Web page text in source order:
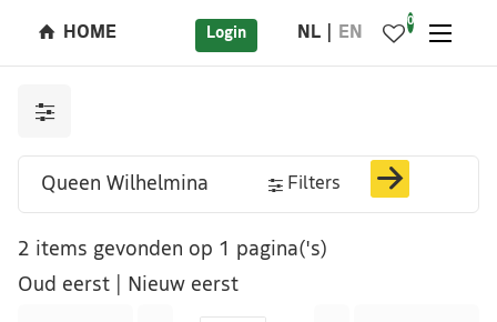
HOME Login NL EN
0
Filters
2 items gevonden op 1 pagina('s)
Oud eerst
Nieuw eerst